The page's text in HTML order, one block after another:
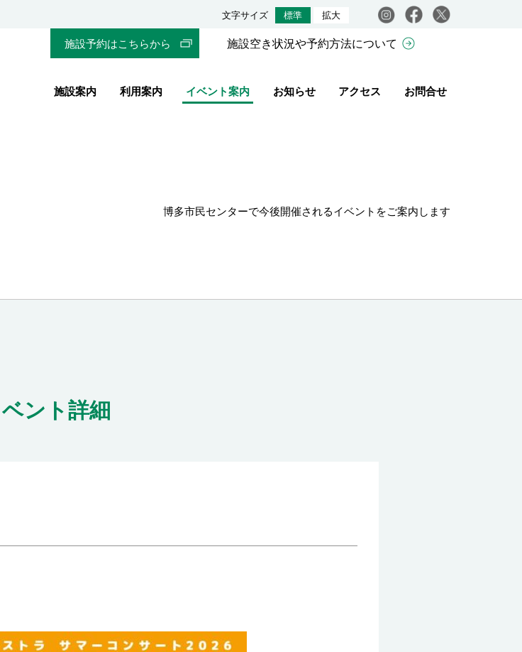
文字サイズ 標準 拡大 Instagramfacebook
施設予約はこちらから
施設空き状況や予約方法について
施設案内 利用案内 イベント案内 お知らせ アクセス お問合せ
博多市民センターで今後開催されるイベントをご案内します
ント詳細